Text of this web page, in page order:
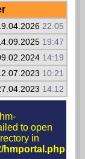
22:05
19:47
14:19
10:21
14:12
to open
in
hmportal.php